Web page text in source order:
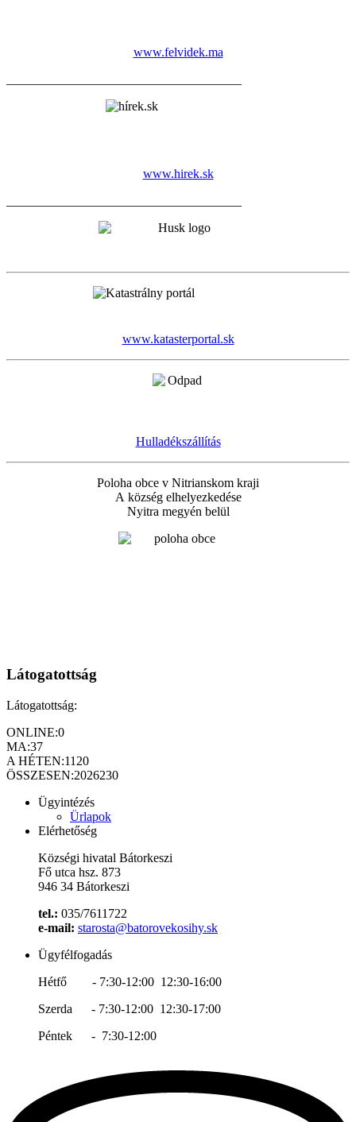
www.felvidek.ma
www.hirek.sk
www.katasterportal.sk
Hulladékszállítás
Poloha obce v Nitrianskom kraji
A község elhelyezkedése
Nyitra megyén belül
Látogatottság
Látogatottság:
ONLINE:0
MA:37
A HÉTEN:1120
ÖSSZESEN:2026230
Ügyintézés
Ürlapok
Elérhetőség
Községi hivatal Bátorkeszi
Fő utca hsz. 873
946 34 Bátorkeszi
tel.: 035/7611722
e-mail: starosta@batorovekosihy.sk
Ügyfélfogadás
Hétfő - 7:30-12:00 12:30-16:00
Szerda - 7:30-12:00 12:30-17:00
Péntek - 7:30-12:00